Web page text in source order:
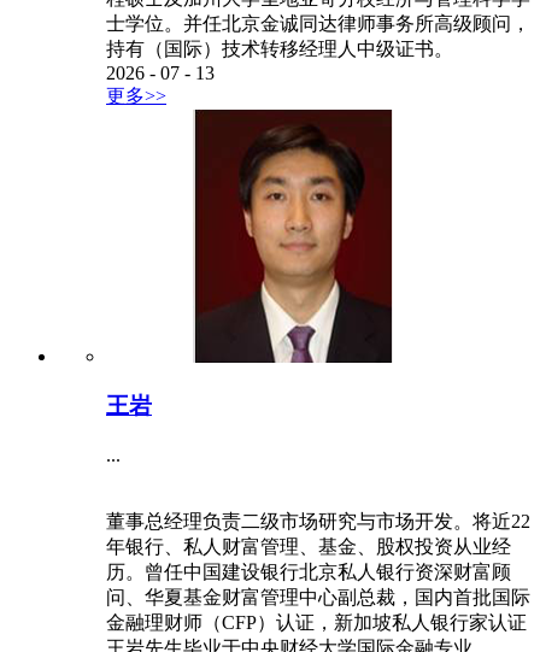
士学位。并任北京金诚同达律师事务所高级顾问，
持有（国际）技术转移经理人中级证书。
2026 - 07 - 13
更多>>
王岩
...
董事总经理负责二级市场研究与市场开发。将近22
年银行、私人财富管理、基金、股权投资从业经
历。曾任中国建设银行北京私人银行资深财富顾
问、华夏基金财富管理中心副总裁，国内首批国际
金融理财师（CFP）认证，新加坡私人银行家认证
王岩先生毕业于中央财经大学国际金融专业